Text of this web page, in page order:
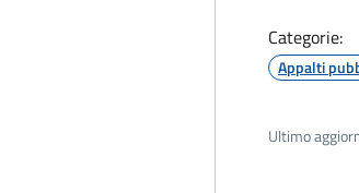
Categorie:
Appalti
Ultimo